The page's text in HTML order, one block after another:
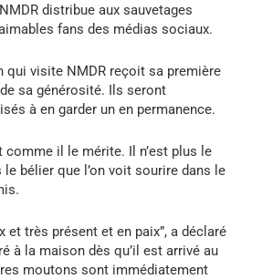
distribue aux sauvetages
fans des médias sociaux.
qui visite NMDR reçoit sa première
sa générosité. Ils seront
à en garder un en permanence.
comme il le mérite. Il n’est plus le
le bélier que l’on voit sourire dans le
et très présent et en paix”, a déclaré
à la maison dès qu’il est arrivé au
moutons sont immédiatement